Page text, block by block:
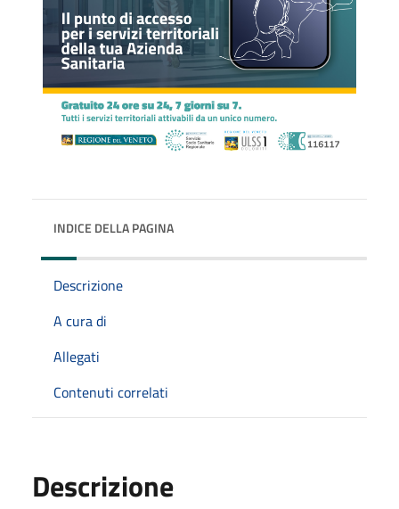
INDICE DELLA PAGINA
Descrizione
A cura di
Allegati
Contenuti correlati
Descrizione